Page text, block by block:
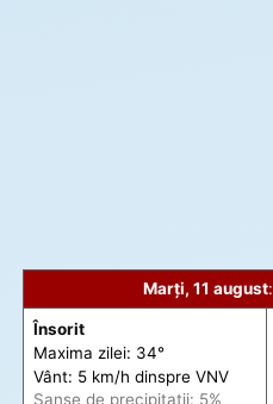
Marți, 11 august:
Însorit
Maxima zilei: 34°
Vânt: 5 km/h dinspre VNV
Șanse de precipitații: 5%